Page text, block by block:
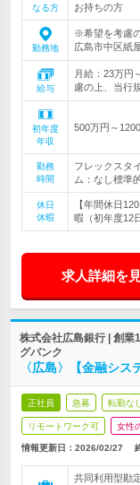
なる方
お持ちの方
勤務地
※希望を考慮
広島市中区紙
給与
月給：23万円
慮の上、当行
初年度
年収
500万円～
勤務
時間
フレックスタ
ム：なし標準
休日
休暇
【年間休日
暇（初年度12
求人詳細を
株式会社広島銀行 | 創
グバンク
〈広島〉【金融シ
正社員 急募 転勤な
リモートワーク可 女性
情報更新日：2026/02/27
共同利用型勘